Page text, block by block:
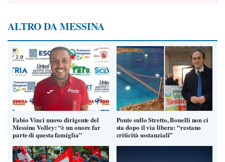
ALTRO DA MESSINA
Fabio Vinci nuovo dirigente del
Messina Volley: “è un onore far
parte di questa famiglia”
Ponte sullo Stretto, Bonelli non ci
sta dopo il via libera: “restano
criticità sostanziali”